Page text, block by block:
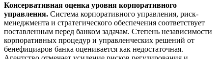
Консервативная оценка уровня корпоративного
управления. Система корпоративного управления, риск-
менеджмента и стратегического обеспечения соответствует
поставленным перед банком задачам. Степень независимости
корпоративных процедур и управленческих решений от
бенефициаров банка оценивается как недостаточная.